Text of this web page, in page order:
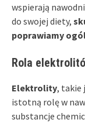
wspierają
do swojej diety,
poprawiamy
Rola
Elektrolity, takie
istotną rolę w
substancje